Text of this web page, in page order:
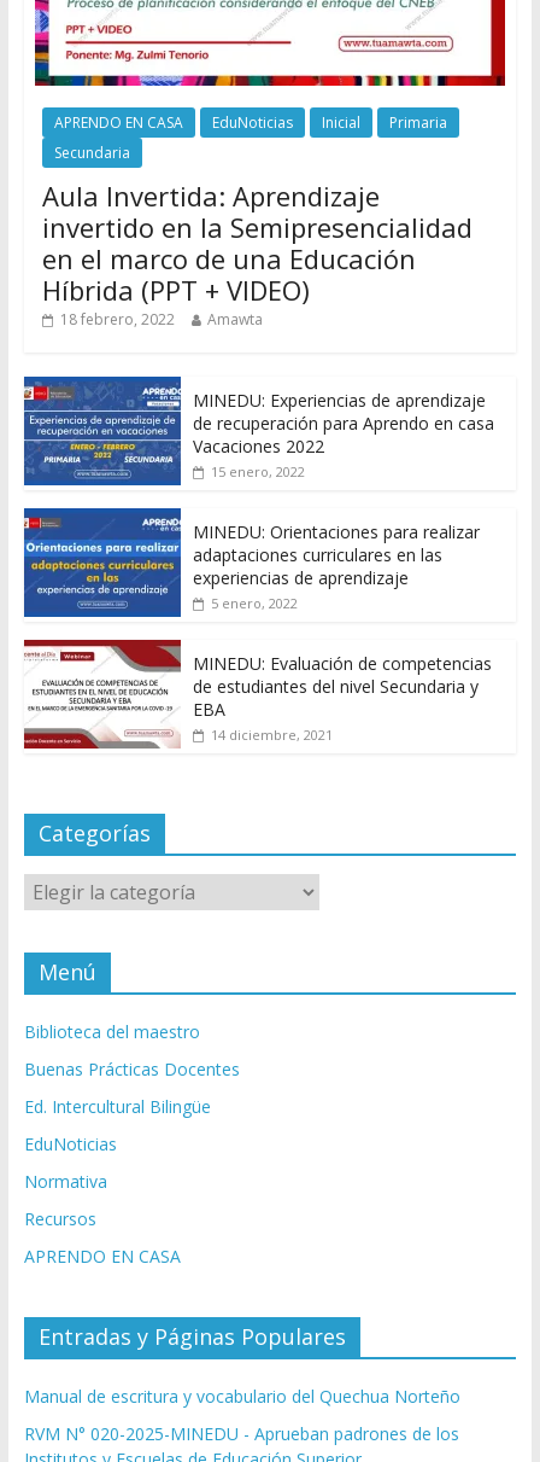
APRENDO EN CASA EduNoticias Inicial
Primaria
Secundaria
Aula Invertida: Aprendizaje
invertido en la Semipresencialidad
en el marco de una Educación
Híbrida (PPT + VIDEO)
18 febrero, 2022 Amawta
MINEDU: Experiencias de aprendizaje
de recuperación para Aprendo en casa
Vacaciones 2022
15 enero, 2022
MINEDU: Orientaciones para realizar
adaptaciones curriculares en las
experiencias de aprendizaje
5 enero, 2022
MINEDU: Evaluación de competencias
de estudiantes del nivel Secundaria y
EBA
14 diciembre, 2021
Categorías
Categorías
Menú
Biblioteca del maestro
Buenas Prácticas Docentes
Ed. Intercultural Bilingüe
EduNoticias
Normativa
Recursos
APRENDO EN CASA
Entradas y Páginas Populares
Manual de escritura y vocabulario del Quechua Norteño
RVM N° 020-2025-MINEDU - Aprueban padrones de los